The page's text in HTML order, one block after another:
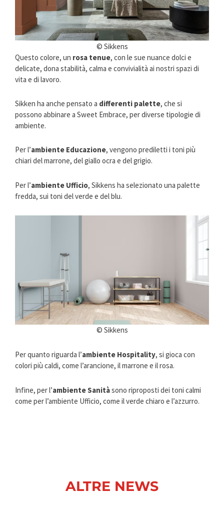
© Sikkens
Questo colore, un rosa tenue, con le sue nuance dolci e
delicate, dona stabilità, calma e convivialità ai nostri spazi di
vita e di lavoro.
Sikken ha anche pensato a differenti palette, che si
possono abbinare a Sweet Embrace, per diverse tipologie di
ambiente.
Per l’ambiente Educazione, vengono prediletti i toni più
chiari del marrone, del giallo ocra e del grigio.
Per l’ambiente Ufficio, Sikkens ha selezionato una palette
fredda, sui toni del verde e del blu.
© Sikkens
Per quanto riguarda l’ambiente Hospitality, si gioca con
colori più caldi, come l’arancione, il marrone e il rosa.
Infine, per l’ambiente Sanitàsono riproposti dei toni calmi
come per l’ambiente Ufficio, come il verde chiaro e l’azzurro.
ALTRE NEWS